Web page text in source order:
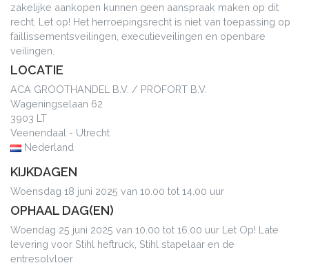
zakelijke aankopen kunnen geen aanspraak maken op dit
recht. Let op! Het herroepingsrecht is niet van toepassing op
faillissementsveilingen, executieveilingen en openbare
veilingen.
LOCATIE
ACA GROOTHANDEL B.V. / PROFORT B.V.
Wageningselaan 62
3903 LT
Veenendaal - Utrecht
Nederland
KIJKDAGEN
Woensdag 18 juni 2025 van 10.00 tot 14.00 uur
OPHAAL DAG(EN)
Woendag 25 juni 2025 van 10.00 tot 16.00 uur Let Op! Late
levering voor Stihl heftruck, Stihl stapelaar en de
entresolvloer